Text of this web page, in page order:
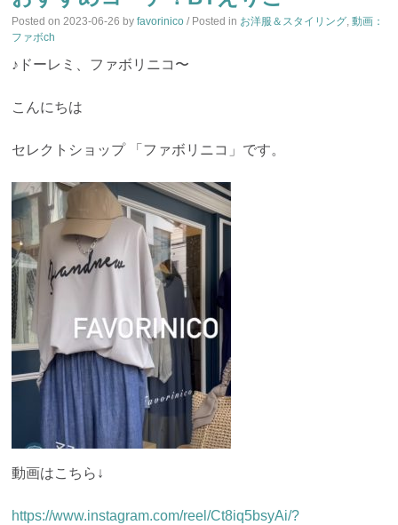
CONTENT
Posted on2023-06-26 byfavorinico / Posted in お洋服＆スタイリング,動画：
ファボch
♪ドーレミ、ファボリニコ〜
こんにちは
セレクトショップ 「ファボリニコ」です。
動画はこちら↓
https://www.instagram.com/reel/Ct8iq5bsyAi/?